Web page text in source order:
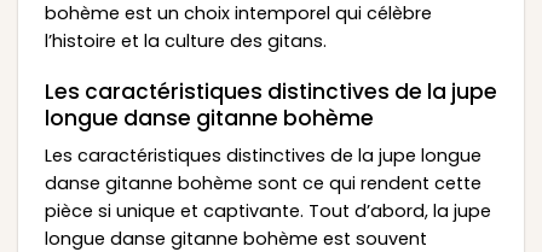
bohème est un choix intemporel qui célèbre
l’histoire et la culture des gitans.
Les caractéristiques distinctives de la jupe
longue danse gitanne bohème
Les caractéristiques distinctives de la jupe longue
danse gitanne bohème sont ce qui rendent cette
pièce si unique et captivante. Tout d’abord, la jupe
longue danse gitanne bohème est souvent